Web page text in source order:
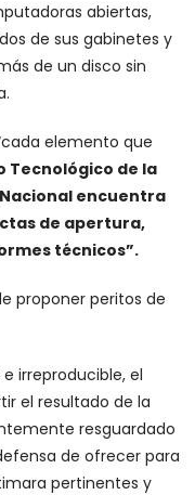
abiertas,
de sus gabinetes y
de un disco sin
elemento que
Tecnológico de la
encuentra
de apertura,
técnicos”.
proponer peritos de
irreproducible, el
el resultado de la
resguardado
de ofrecer para
pertinentes y